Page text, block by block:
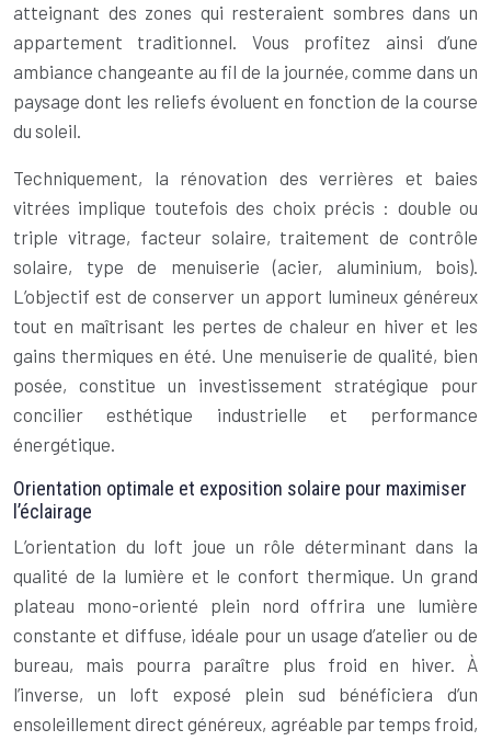
atteignant des zones qui resteraient sombres dans un
appartement traditionnel. Vous profitez ainsi d’une
ambiance changeante au fil de la journée, comme dans un
paysage dont les reliefs évoluent en fonction de la course
du soleil.
Techniquement, la rénovation des verrières et baies
vitrées implique toutefois des choix précis : double ou
triple vitrage, facteur solaire, traitement de contrôle
solaire, type de menuiserie (acier, aluminium, bois).
L’objectif est de conserver un apport lumineux généreux
tout en maîtrisant les pertes de chaleur en hiver et les
gains thermiques en été. Une menuiserie de qualité, bien
posée, constitue un investissement stratégique pour
concilier esthétique industrielle et performance
énergétique.
Orientation optimale et exposition solaire pour maximiser
l’éclairage
L’orientation du loft joue un rôle déterminant dans la
qualité de la lumière et le confort thermique. Un grand
plateau mono-orienté plein nord offrira une lumière
constante et diffuse, idéale pour un usage d’atelier ou de
bureau, mais pourra paraître plus froid en hiver. À
l’inverse, un loft exposé plein sud bénéficiera d’un
ensoleillement direct généreux, agréable par temps froid,